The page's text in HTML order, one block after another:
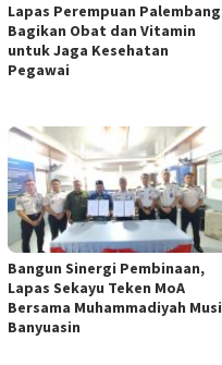
Lapas Perempuan Palembang
Bagikan Obat dan Vitamin
untuk Jaga Kesehatan
Pegawai
Bangun Sinergi Pembinaan,
Lapas Sekayu Teken MoA
Bersama Muhammadiyah Musi
Banyuasin